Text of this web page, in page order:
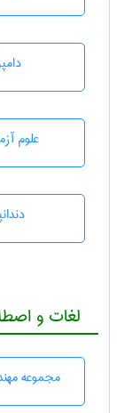
علوم
لغات و
مجموعه